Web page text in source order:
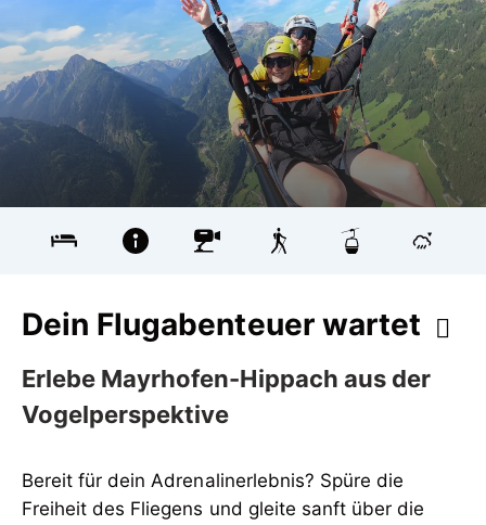
Dein Flugabenteuer wartet
Erlebe Mayrhofen-Hippach aus der
Vogelperspektive
Bereit für dein Adrenalinerlebnis? Spüre die
Freiheit des Fliegens und gleite sanft über die